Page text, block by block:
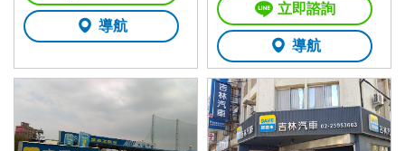
導航
立即諮詢
導航